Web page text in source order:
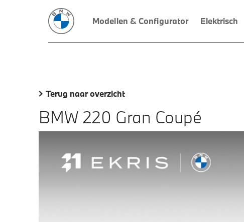
Modellen & Configurator Elektrisch
Terug naar overzicht
BMW 220 Gran Coupé